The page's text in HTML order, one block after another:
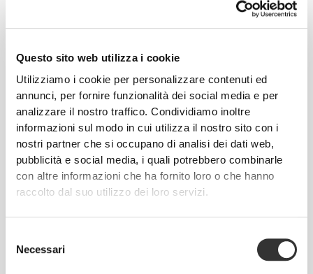
Questo sito web utilizza i cookie
Utilizziamo i cookie per personalizzare contenuti ed
annunci, per fornire funzionalità dei social media e per
analizzare il nostro traffico. Condividiamo inoltre
informazioni sul modo in cui utilizza il nostro sito con i
nostri partner che si occupano di analisi dei dati web,
pubblicità e social media, i quali potrebbero combinarle
con altre informazioni che ha fornito loro o che hanno
raccolto dal suo utilizzo dei loro servizi.
delNecessari